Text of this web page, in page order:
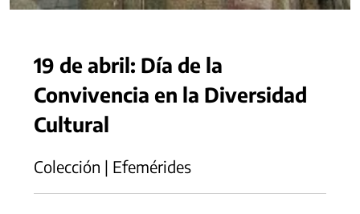
19 de abril: Día de la
Convivencia en la Diversidad
Cultural
Colección | Efemérides